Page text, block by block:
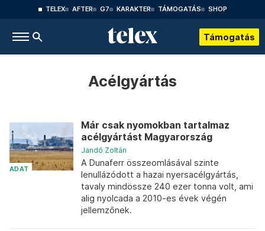
TELEX AFTER G7 KARAKTER TÁMOGATÁS SHOP
Támogatás
Acélgyártás
ADAT
Már csak nyomokban tartalmaz
acélgyártást Magyarország
Jandó Zoltán
A Dunaferr összeomlásával szinte
lenullázódott a hazai nyersacélgyártás,
tavaly mindössze 240 ezer tonna volt, ami
alig nyolcada a 2010-es évek végén
jellemzőnek.